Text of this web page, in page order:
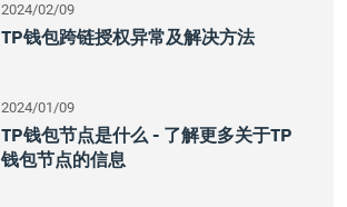
2024/02/09
TP钱包跨链授权异常及解决方法
2024/01/09
TP钱包节点是什么 - 了解更多关于TP
钱包节点的信息